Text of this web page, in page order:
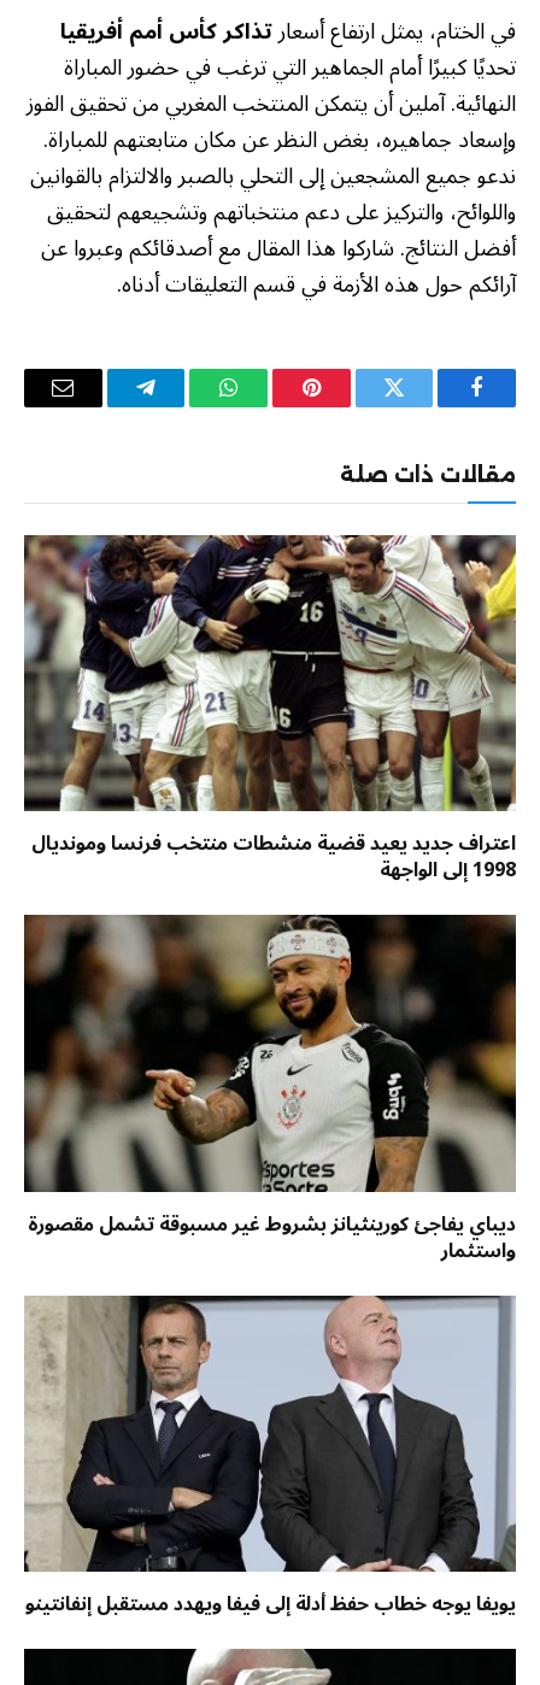
في الختام، يمثل ارتفاع أسعارتذاكر كأس أمم أفريقيا
تحديًا كبيرًا أمام الجماهير التي ترغب في حضور المباراة
النهائية. آملين أن يتمكن المنتخب المغربي من تحقيق الفوز
وإسعاد جماهيره، بغض النظر عن مكان متابعتهم للمباراة.
ندعو جميع المشجعين إلى التحلي بالصبر والالتزام بالقوانين
واللوائح، والتركيز على دعم منتخباتهم وتشجيعهم لتحقيق
أفضل النتائج. شاركوا هذا المقال مع أصدقائكم وعبروا عن
آرائكم حول هذه الأزمة في قسم التعليقات أدناه.
فيسبوك تويتر بينتيريستواتساب تيلقرام
البريد
مقالات ذات صلة
اعتراف جديد يعيد قضية منشطات منتخب فرنسا ومونديال
1998 إلى الواجهة
ديباي يفاجئ كورينثيانز بشروط غير مسبوقة تشمل مقصورة
واستثمار
يويفا يوجه خطاب حفظ أدلة إلى فيفا ويهدد مستقبل إنفانتينو